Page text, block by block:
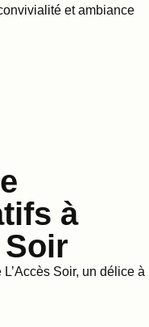
et ambiance
à
Soir, un délice à